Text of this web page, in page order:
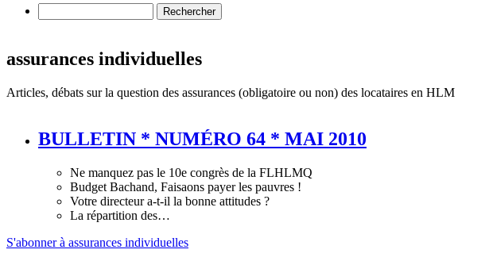
Rechercher
assurances individuelles
Articles, débats sur la question des assurances (obligatoire ou non) des locataires en HLM
BULLETIN * NUMÉRO 64 * MAI 2010
Ne manquez pas le 10e congrès de la FLHLMQ
Budget Bachand, Faisaons payer les pauvres !
Votre directeur a-t-il la bonne attitudes ?
La répartition des…
S'abonner à assurances individuelles